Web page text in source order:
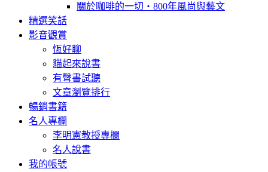
關於咖啡的一切‧800年風尚與藝文
精選笑話
影音觀賞
恆好聊
貓起來說書
有聲書試聽
文章瀏覽排行
暢銷書籍
名人專欄
李明憲教授專欄
名人說書
我的帳號